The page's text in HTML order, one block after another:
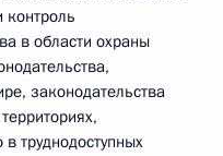
в области охраны
законодательства
труднодоступных